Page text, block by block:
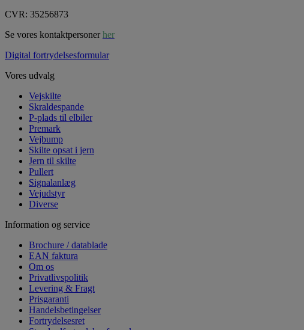
CVR: 35256873
Se vores kontaktpersonerher
Digital fortrydelsesformular
Vores udvalg
Vejskilte
Skraldespande
P-plads til elbiler
Premark
Vejbump
Skilte opsat i jern
Jern til skilte
Pullert
Signalanlæg
Vejudstyr
Diverse
Information og service
Brochure / datablade
EAN faktura
Om os
Privatlivspolitik
Levering & Fragt
Prisgaranti
Handelsbetingelser
Fortrydelsesret